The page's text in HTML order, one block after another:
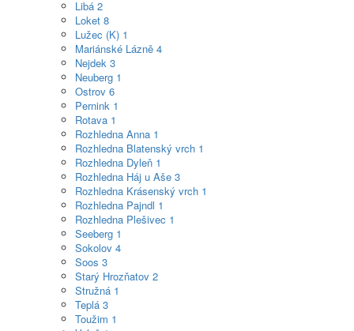
Libá 2
Loket 8
Lužec (K) 1
Mariánské Lázně 4
Nejdek 3
Neuberg 1
Ostrov 6
Pernink 1
Rotava 1
Rozhledna Anna 1
Rozhledna Blatenský vrch 1
Rozhledna Dyleň 1
Rozhledna Háj u Aše 3
Rozhledna Krásenský vrch 1
Rozhledna Pajndl 1
Rozhledna Plešivec 1
Seeberg 1
Sokolov 4
Soos 3
Starý Hrozňatov 2
Stružná 1
Teplá 3
Toužim 1